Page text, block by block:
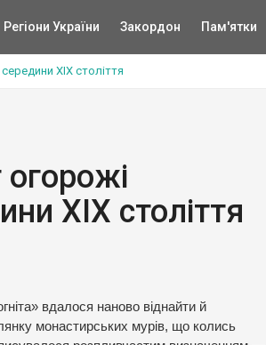
Регіони України Закордон Пам'ятки
XIX століття
XIX століття
вдалося наново віднайти й
монастирських мурів, що колись